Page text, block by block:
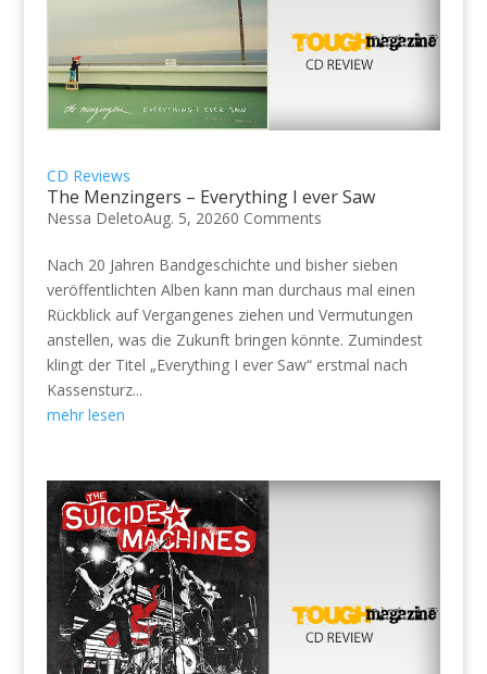
CD Reviews
The Menzingers – Everything I ever Saw
Nessa DeletoAug. 5, 20260 Comments
Nach 20 Jahren Bandgeschichte und bisher sieben
veröffentlichten Alben kann man durchaus mal einen
Rückblick auf Vergangenes ziehen und Vermutungen
anstellen, was die Zukunft bringen könnte. Zumindest
klingt der Titel „Everything I ever Saw“ erstmal nach
Kassensturz...
mehr lesen